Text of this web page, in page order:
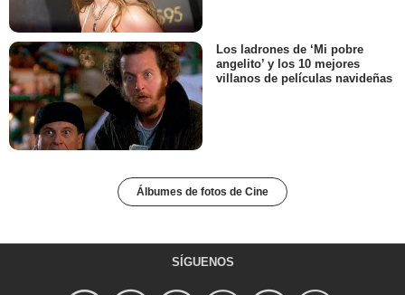
Los ladrones de ‘Mi pobre
angelito’ y los 10 mejores
villanos de películas navideñas
Álbumes de fotos de Cine
SÍGUENOS